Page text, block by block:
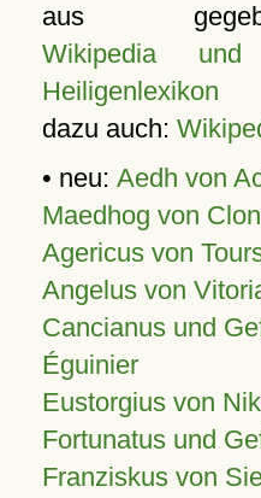
aus
Wikipedia
Heiligenlexikon
dazu auch:
• neu: Aedh von
Maedhog von
Agericus von
Angelus von
Cancianus und
Éguinier
Eustorgius von
Fortunatus und
Franziskus von